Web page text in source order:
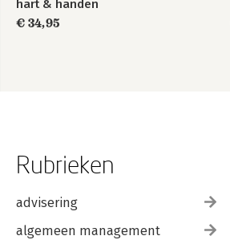
hart & handen
€ 34,95
Rubrieken
advisering
algemeen management